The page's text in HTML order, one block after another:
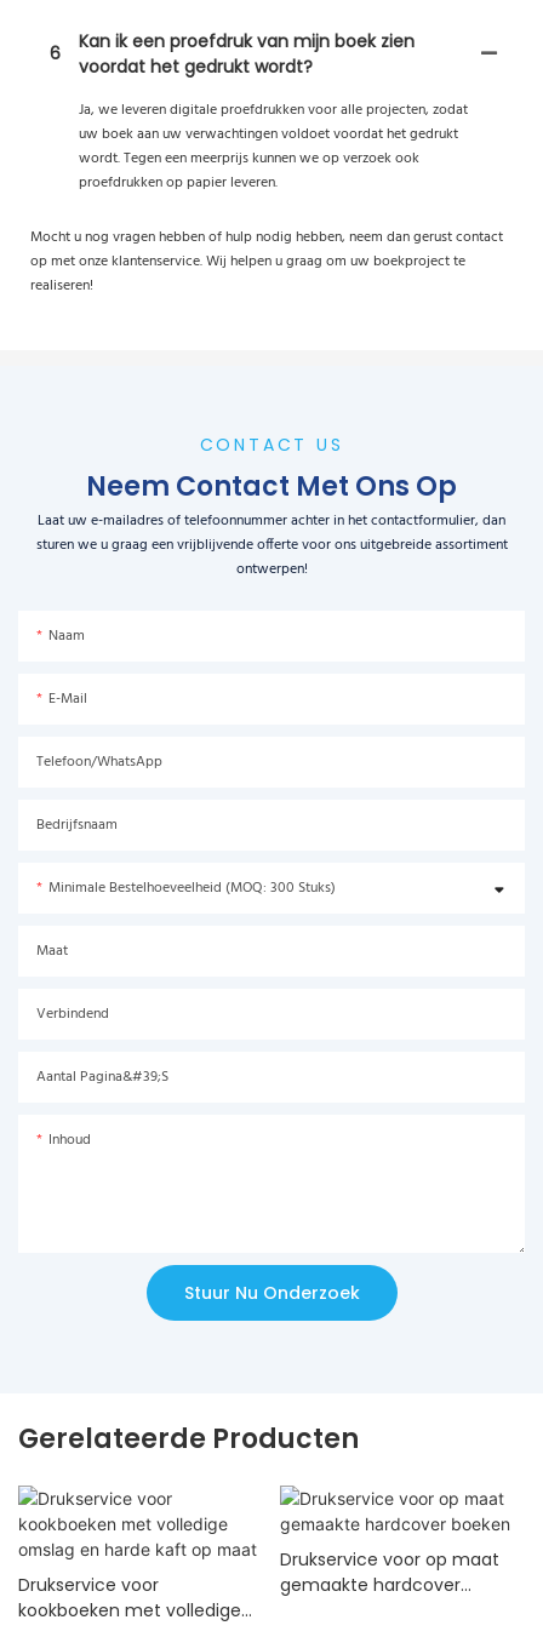
6
Kan ik een proefdruk van mijn boek zien
voordat het gedrukt wordt?
Ja, we leveren digitale proefdrukken voor alle projecten, zodat
uw boek aan uw verwachtingen voldoet voordat het gedrukt
wordt. Tegen een meerprijs kunnen we op verzoek ook
proefdrukken op papier leveren.
Mocht u nog vragen hebben of hulp nodig hebben, neem dan gerust contact
op met onze klantenservice. Wij helpen u graag om uw boekproject te
realiseren!
CONTACT US
Neem Contact Met Ons Op
Laat uw e-mailadres of telefoonnummer achter in het contactformulier, dan
sturen we u graag een vrijblijvende offerte voor ons uitgebreide assortiment
ontwerpen!
Naam
E-Mail
Telefoon/WhatsApp
Bedrijfsnaam
Minimale Bestelhoeveelheid (MOQ: 300 Stuks)
Maat
Verbindend
Aantal Pagina&#39;s
Inhoud
Stuur Nu Onderzoek
Gerelateerde Producten
Drukservice voor
kookboeken met volledige
Drukservice voor op maat
gemaakte hardcover